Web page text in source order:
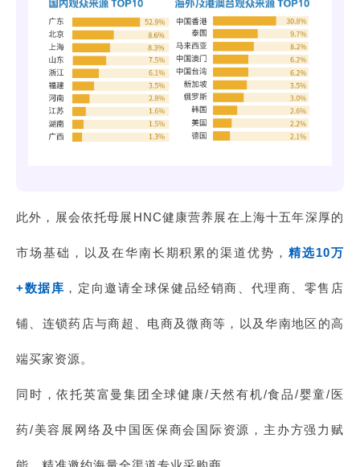
此外，展会依托母展HNC健康营养展在上海十五年深厚的
市场基础，以及在华南长期积累的渠道优势，精选10万
+数据库 ，定向邀请全球保健品经销商、代理商、零售店
铺、连锁药店与商超、电商及微商等，以及华南地区的高
端买家资源。
同时，依托英富曼集团全球健康/天然有机/食品/婴童/医
药/美容展网络及中国医保商会国际资源，主办方强力赋